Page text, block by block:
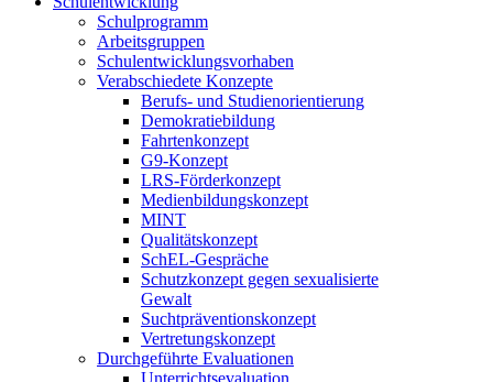
Schulprogramm
Arbeitsgruppen
Schulentwicklungsvorhaben
Verabschiedete Konzepte
Berufs- und Studienorientierung
Demokratiebildung
Fahrtenkonzept
G9-Konzept
LRS-Förderkonzept
Medienbildungskonzept
MINT
Qualitätskonzept
SchEL-Gespräche
Schutzkonzept gegen sexualisierte
Gewalt
Suchtpräventionskonzept
Vertretungskonzept
Durchgeführte Evaluationen
Unterrichtsevaluation